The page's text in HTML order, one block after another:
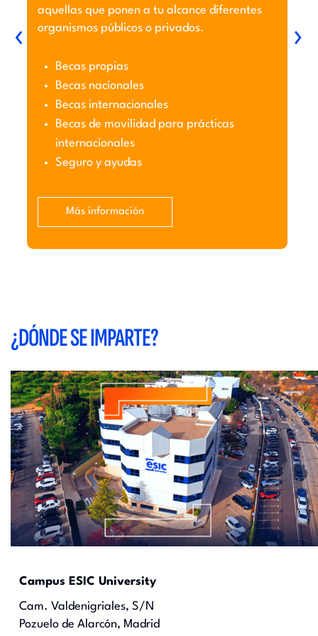
aquellas que ponen a tu alcance diferentes
organismos públicos o privados.
Becas propias
Becas nacionales
Becas internacionales
Becas de movilidad para prácticas
internacionales
Seguro y ayudas
Más información
‹ ›
¿DÓNDE SE IMPARTE?
Campus ESIC University
Cam. Valdenigriales, S/N
Pozuelo de Alarcón, Madrid